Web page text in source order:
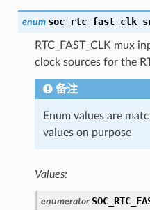
enum
RTC_FAST_CLK mux
clock sources for the
备注
Enum values are
values on purpose
Values:
enumerator